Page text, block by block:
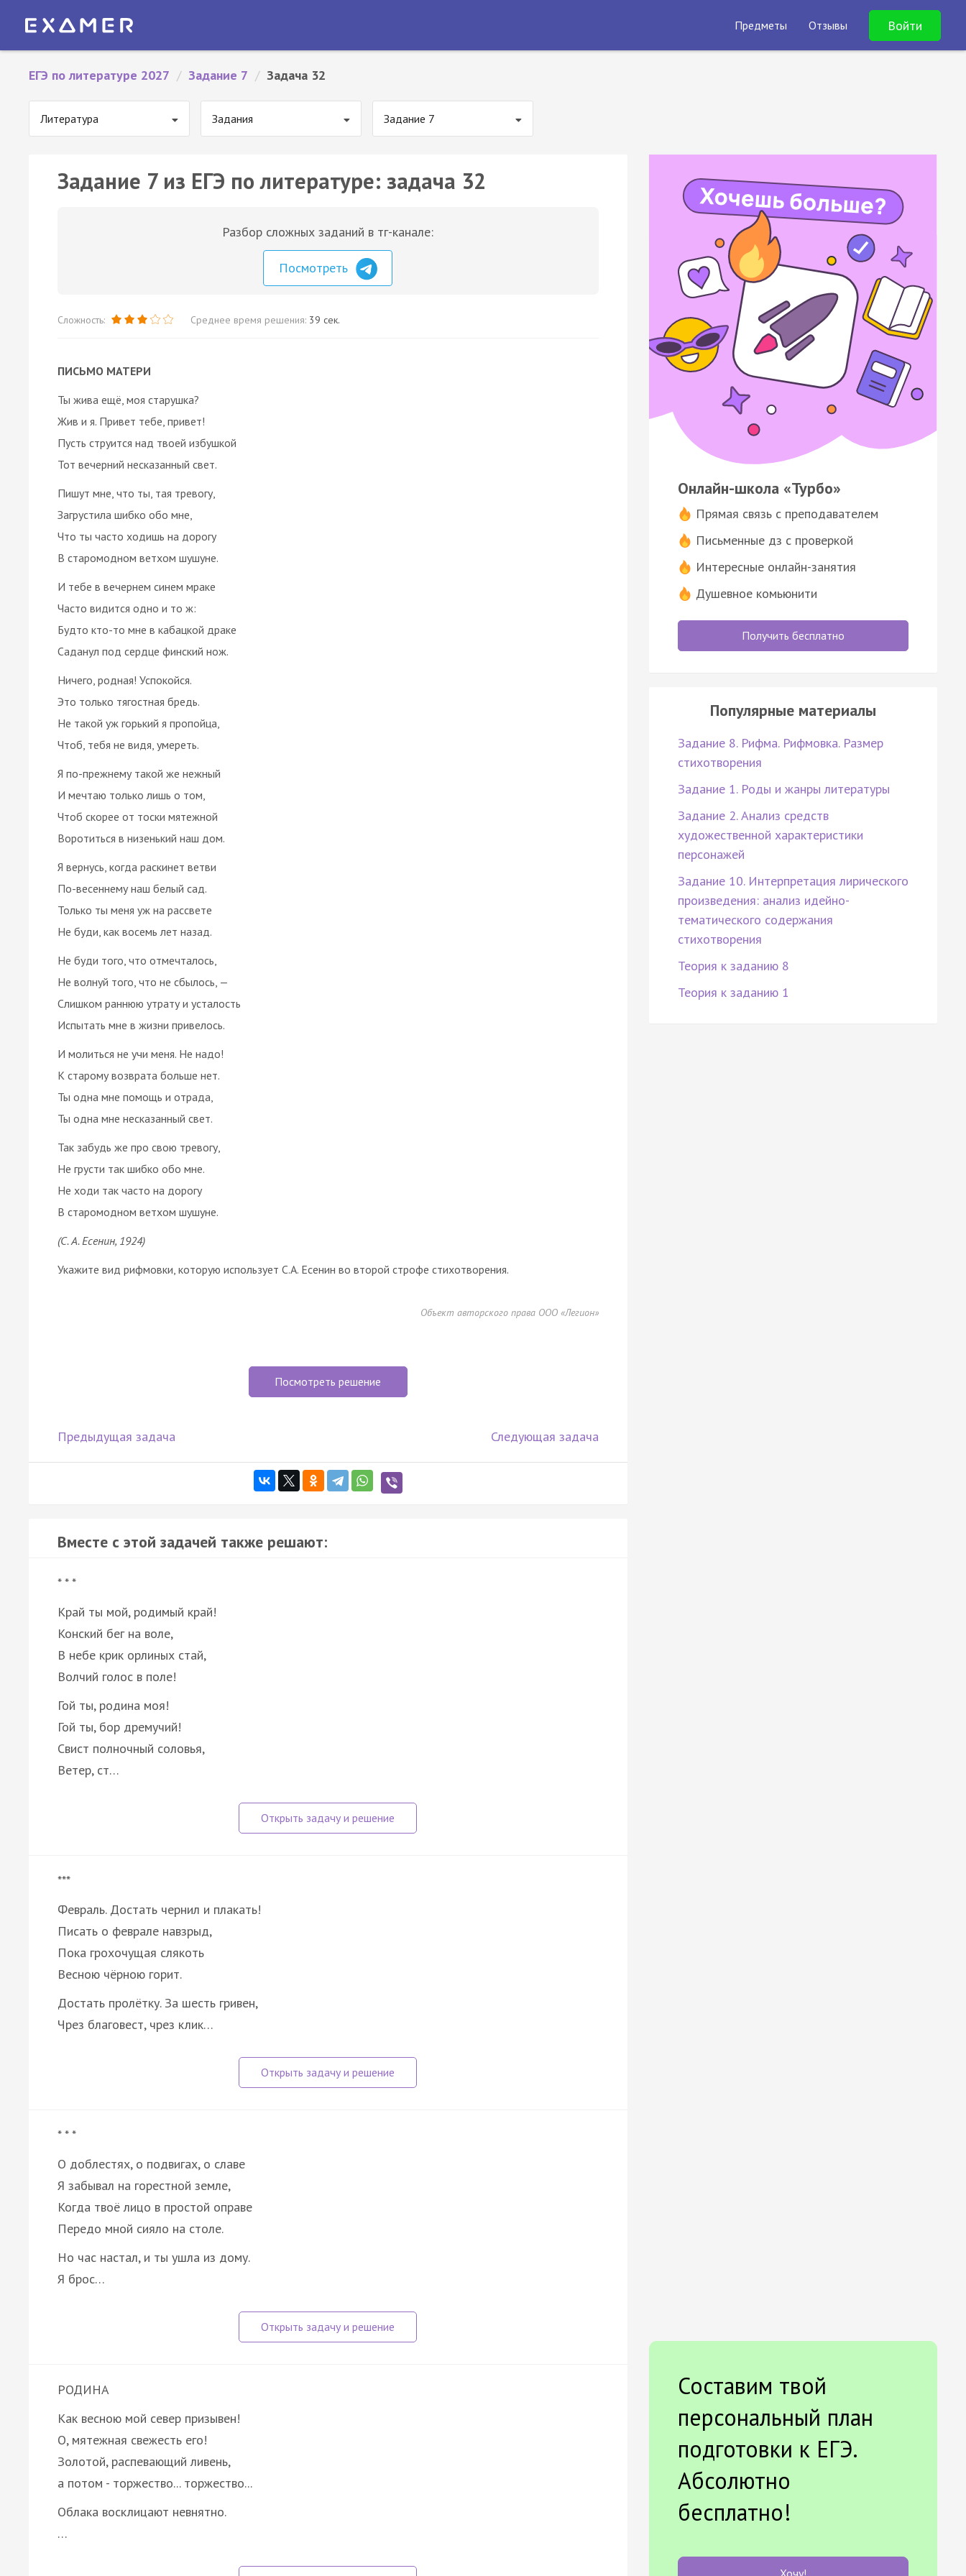
Предметы Отзывы Войти
ЕГЭ по литературе 2027 / Задание 7 / Задача 32
Литература Задания Задание 7
Задание 7 из ЕГЭ по литературе: задача 32
Разбор сложных заданий в тг-канале:
Посмотреть
Сложность: Среднее время решения: 39 сек.
ПИСЬМО МАТЕРИ
Ты жива ещё, моя старушка?
Жив и я. Привет тебе, привет!
Пусть струится над твоей избушкой
Тот вечерний несказанный свет.
Пишут мне, что ты, тая тревогу,
Загрустила шибко обо мне,
Что ты часто ходишь на дорогу
В старомодном ветхом шушуне.
И тебе в вечернем синем мраке
Часто видится одно и то ж:
Будто кто-то мне в кабацкой драке
Саданул под сердце финский нож.
Ничего, родная! Успокойся.
Это только тягостная бредь.
Не такой уж горький я пропойца,
Чтоб, тебя не видя, умереть.
Я по-прежнему такой же нежный
И мечтаю только лишь о том,
Чтоб скорее от тоски мятежной
Воротиться в низенький наш дом.
Я вернусь, когда раскинет ветви
По-весеннему наш белый сад.
Только ты меня уж на рассвете
Не буди, как восемь лет назад.
Не буди того, что отмечталось,
Не волнуй того, что не сбылось, —
Слишком раннюю утрату и усталость
Испытать мне в жизни привелось.
И молиться не учи меня. Не надо!
К старому возврата больше нет.
Ты одна мне помощь и отрада,
Ты одна мне несказанный свет.
Так забудь же про свою тревогу,
Не грусти так шибко обо мне.
Не ходи так часто на дорогу
В старомодном ветхом шушуне.
(С. А. Есенин, 1924)
Укажите вид рифмовки, которую использует С.А. Есенин во второй строфе стихотворения.
Объект авторского права ООО «Легион»
Посмотреть решение
Предыдущая задача Следующая задача
Вместе с этой задачей также решают:
* * *
Край ты мой, родимый край!
Конский бег на воле,
В небе крик орлиных стай,
Волчий голос в поле!
Гой ты, родина моя!
Гой ты, бор дремучий!
Свист полночный соловья,
Ветер, ст…
***
Февраль. Достать чернил и плакать!
Писать о феврале навзрыд,
Пока грохочущая слякоть
Весною чёрною горит.
Достать пролётку. За шесть гривен,
Чрез благовест, чрез клик…
* * *
О доблестях, о подвигах, о славе
Я забывал на горестной земле,
Когда твоё лицо в простой оправе
Передо мной сияло на столе.
Но час настал, и ты ушла из дому.
Я брос…
РОДИНА
Как весною мой север призывен!
О, мятежная свежесть его!
Золотой, распевающий ливень,
а потом - торжество... торжество...
Облака восклицают невнятно.
…
Онлайн-школа «Турбо»
Прямая связь с преподавателем
Письменные дз с проверкой
Интересные онлайн-занятия
Душевное комьюнити
Получить бесплатно
Популярные материалы
Задание 8. Рифма. Рифмовка. Размер
стихотворения
Задание 1. Роды и жанры литературы
Задание 2. Анализ средств
художественной характеристики
персонажей
Задание 10. Интерпретация лирического
произведения: анализ идейно-
тематического содержания
стихотворения
Теория к заданию 8
Теория к заданию 1
Составим твой
персональный план
подготовки к ЕГЭ.
Абсолютно
бесплатно!
Хочу!